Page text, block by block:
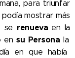
para triunfar
podía mostrar más
se renueva en la
en su Persona la
en que había